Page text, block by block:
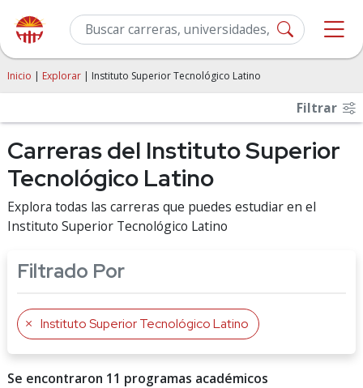
Inicio | Explorar | Instituto Superior Tecnológico Latino
Filtrar
Carreras del Instituto Superior
Tecnológico Latino
Explora todas las carreras que puedes estudiar en el
Instituto Superior Tecnológico Latino
Filtrado Por
Instituto Superior Tecnológico Latino
Se encontraron 11 programas académicos